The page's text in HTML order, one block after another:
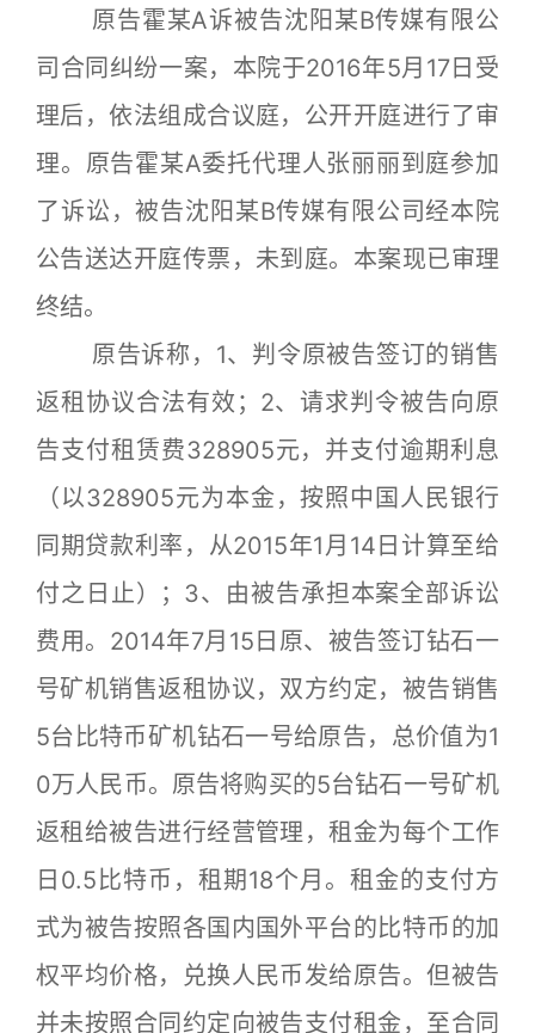
原告霍某A诉被告沈阳某B传媒有限公
司合同纠纷一案，本院于2016年5月17日受
理后，依法组成合议庭，公开开庭进行了审
理。原告霍某A委托代理人张丽丽到庭参加
了诉讼，被告沈阳某B传媒有限公司经本院
公告送达开庭传票，未到庭。本案现已审理
终结。
原告诉称，1、判令原被告签订的销售
返租协议合法有效；2、请求判令被告向原
告支付租赁费328905元，并支付逾期利息
（以328905元为本金，按照中国人民银行
同期贷款利率，从2015年1月14日计算至给
付之日止）；3、由被告承担本案全部诉讼
费用。2014年7月15日原、被告签订钻石一
号矿机销售返租协议，双方约定，被告销售
5台比特币矿机钻石一号给原告，总价值为1
0万人民币。原告将购买的5台钻石一号矿机
返租给被告进行经营管理，租金为每个工作
日0.5比特币，租期18个月。租金的支付方
式为被告按照各国内国外平台的比特币的加
权平均价格，兑换人民币发给原告。但被告
并未按照合同约定向被告支付租金，至合同